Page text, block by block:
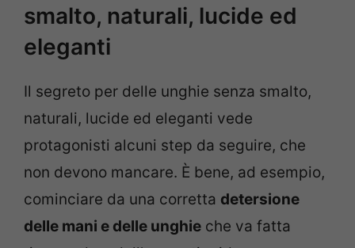
smalto, naturali, lucide ed
eleganti
Il segreto per delle unghie senza smalto,
naturali, lucide ed eleganti vede
protagonisti alcuni step da seguire, che
non devono mancare. È bene, ad esempio,
cominciare da una corretta detersione
delle mani e delle unghie che va fatta